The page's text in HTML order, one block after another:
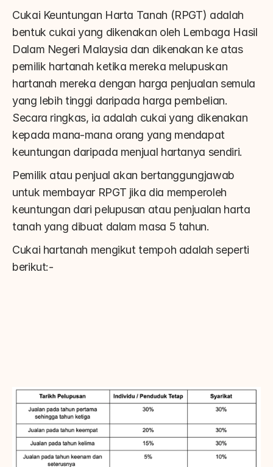
Cukai Keuntungan Harta Tanah (RPGT) adalah
bentuk cukai yang dikenakan oleh Lembaga Hasil
Dalam Negeri Malaysia dan dikenakan ke atas
pemilik hartanah ketika mereka melupuskan
hartanah mereka dengan harga penjualan semula
yang lebih tinggi daripada harga pembelian.
Secara ringkas, ia adalah cukai yang dikenakan
kepada mana-mana orang yang mendapat
keuntungan daripada menjual hartanya sendiri.
Pemilik atau penjual akan bertanggungjawab
untuk membayar RPGT jika dia memperoleh
keuntungan dari pelupusan atau penjualan harta
tanah yang dibuat dalam masa 5 tahun.
Cukai hartanah mengikut tempoh adalah seperti
berikut:-